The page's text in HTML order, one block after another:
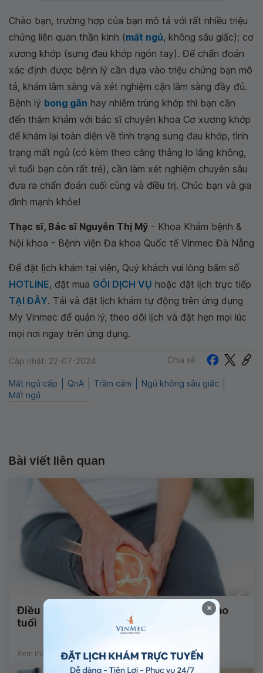
Chào bạn, trường hợp của bạn mô tả với rất nhiều triệu
chứng liên quan thần kinh (mất ngủ, không sâu giấc); cơ
xương khớp (sưng đau khớp ngón tay). Để chẩn đoán
xác định được bệnh lý cần dựa vào triệu chứng bạn mô
tả, khám lâm sàng và xét nghiệm cận lâm sàng đầy đủ.
Bệnh lý bong gân hay nhiễm trùng khớp thì bạn cần
đến thăm khám với bác sĩ chuyên khoa Cơ xương khớp
để khám lại toàn diện về tình trạng sưng đau khớp, tình
trạng mất ngủ (có kèm theo căng thẳng lo lắng không,
vì tuổi bạn còn rất trẻ), cần làm xét nghiệm chuyên sâu
đưa ra chẩn đoán cuối cùng và điều trị. Chúc bạn và gia
đình mạnh khỏe!
Thạc sĩ, Bác sĩ Nguyễn Thị Mỹ - Khoa Khám bệnh &
Nội khoa - Bệnh viện Đa khoa Quốc tế Vinmec Đà Nẵng
Để đặt lịch khám tại viện, Quý khách vui lòng bấm số
HOTLINE, đặt mua GÓI DỊCH VỤ hoặc đặt lịch trực tiếp
TẠI ĐÂY. Tải và đặt lịch khám tự động trên ứng dụng
My Vinmec để quản lý, theo dõi lịch và đặt hẹn mọi lúc
mọi nơi ngay trên ứng dụng.
Cập nhật: 22-07-2024 Chia sẻ
Mất ngủ cấp QnA Trầm cảm
Ngủ không sâu giấc
Mất ngủ
Bài viết liên quan
Điều trị đau cơ xương khớp cho người cao
tuổi
Xem thêm
×